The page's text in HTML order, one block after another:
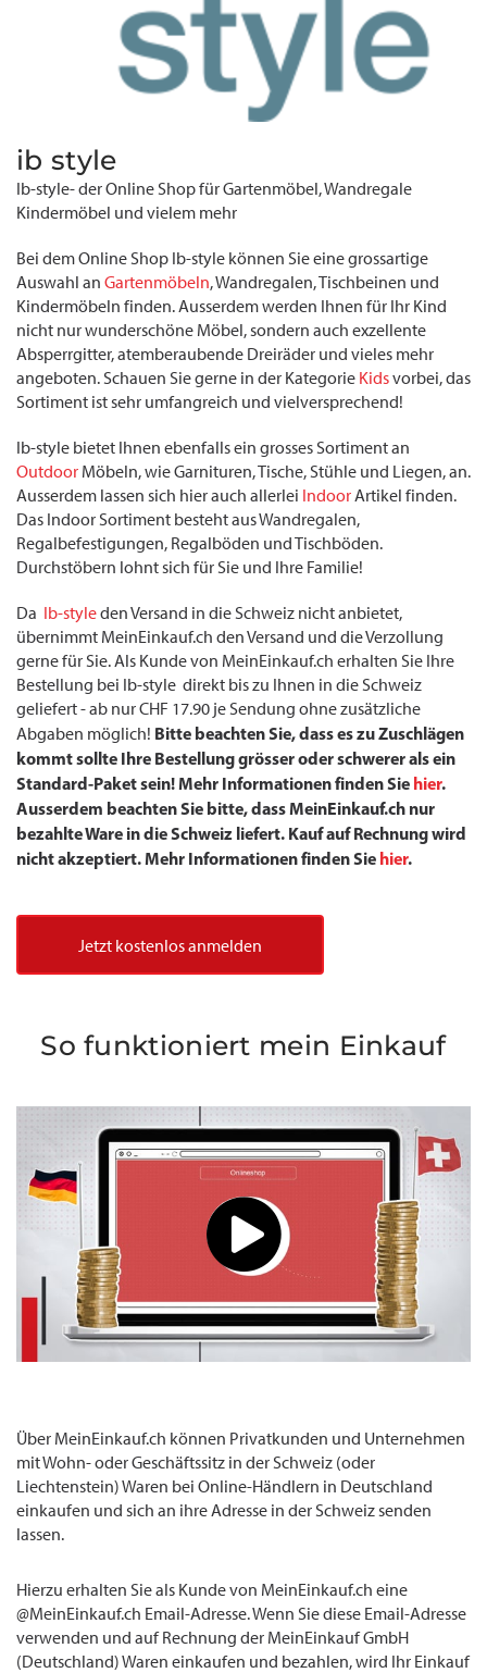
ib style
Ib-style- der Online Shop für Gartenmöbel, Wandregale
Kindermöbel und vielem mehr
Bei dem Online Shop Ib-style können Sie eine grossartige
Auswahl an Gartenmöbeln, Wandregalen, Tischbeinen und
Kindermöbeln finden. Ausserdem werden Ihnen für Ihr Kind
nicht nur wunderschöne Möbel, sondern auch exzellente
Absperrgitter, atemberaubende Dreiräder und vieles mehr
angeboten. Schauen Sie gerne in der Kategorie Kidsvorbei, das
Sortiment ist sehr umfangreich und vielversprechend!
Ib-style bietet Ihnen ebenfalls ein grosses Sortiment an
Outdoor Möbeln, wie Garnituren, Tische, Stühle und Liegen, an.
Ausserdem lassen sich hier auch allerlei Indoor Artikel finden.
Das Indoor Sortiment besteht aus Wandregalen,
Regalbefestigungen, Regalböden und Tischböden.
Durchstöbern lohnt sich für Sie und Ihre Familie!
Da Ib-styleden Versand in die Schweiz nicht anbietet,
übernimmt MeinEinkauf.ch den Versand und die Verzollung
gerne für Sie. Als Kunde von MeinEinkauf.ch erhalten Sie Ihre
Bestellung bei Ib-style direkt bis zu Ihnen in die Schweiz
geliefert - ab nur CHF 17.90 je Sendung ohne zusätzliche
Abgaben möglich! Bitte beachten Sie, dass es zu Zuschlägen
kommt sollte Ihre Bestellung grösser oder schwerer als ein
Standard-Paket sein! Mehr Informationen finden Sie hier.
Ausserdem beachten Sie bitte, dass MeinEinkauf.ch nur
bezahlte Ware in die Schweiz liefert. Kauf auf Rechnung wird
nicht akzeptiert. Mehr Informationen finden Sie hier.
Jetzt kostenlos anmelden
So funktioniert mein Einkauf
Über MeinEinkauf.ch können Privatkunden und Unternehmen
mit Wohn- oder Geschäftssitz in der Schweiz (oder
Liechtenstein) Waren bei Online-Händlern in Deutschland
einkaufen und sich an ihre Adresse in der Schweiz senden
lassen.
Hierzu erhalten Sie als Kunde von MeinEinkauf.ch eine
@MeinEinkauf.ch Email-Adresse. Wenn Sie diese Email-Adresse
verwenden und auf Rechnung der MeinEinkauf GmbH
(Deutschland) Waren einkaufen und bezahlen, wird Ihr Einkauf